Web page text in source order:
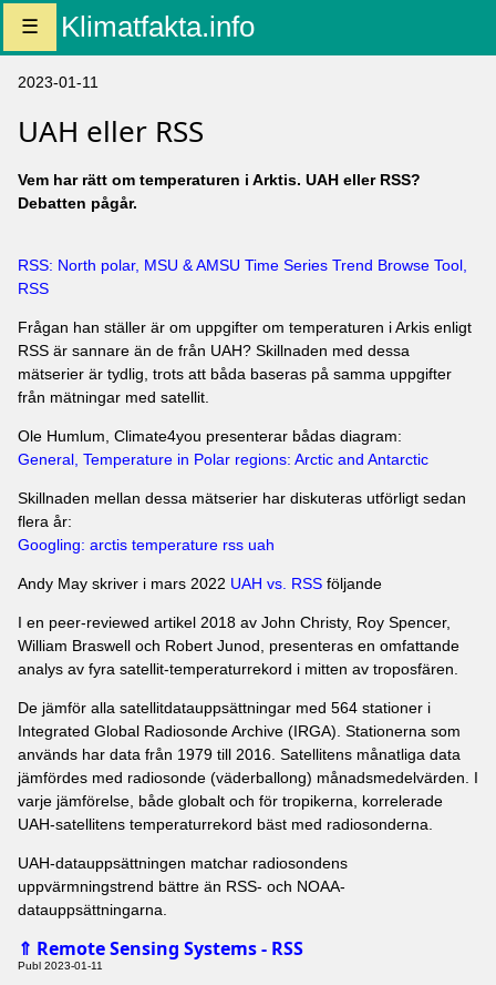
☰ Klimatfakta.info
2023-01-11
UAH eller RSS
Vem har rätt om temperaturen i Arktis. UAH eller RSS?
Debatten pågår.
RSS: North polar, MSU & AMSU Time Series Trend Browse Tool,
RSS
Frågan han ställer är om uppgifter om temperaturen i Arkis enligt
RSS är sannare än de från UAH? Skillnaden med dessa
mätserier är tydlig, trots att båda baseras på samma uppgifter
från mätningar med satellit.
Ole Humlum, Climate4you presenterar bådas diagram:
General, Temperature in Polar regions: Arctic and Antarctic
Skillnaden mellan dessa mätserier har diskuteras utförligt sedan
flera år:
Googling: arctis temperature rss uah
Andy May skriver i mars 2022 UAH vs. RSS följande
I en peer-reviewed artikel 2018 av John Christy, Roy Spencer,
William Braswell och Robert Junod, presenteras en omfattande
analys av fyra satellit-temperaturrekord i mitten av troposfären.
De jämför alla satellitdatauppsättningar med 564 stationer i
Integrated Global Radiosonde Archive (IRGA). Stationerna som
används har data från 1979 till 2016. Satellitens månatliga data
jämfördes med radiosonde (väderballong) månadsmedelvärden. I
varje jämförelse, både globalt och för tropikerna, korrelerade
UAH-satellitens temperaturrekord bäst med radiosonderna.
UAH-datauppsättningen matchar radiosondens
uppvärmningstrend bättre än RSS- och NOAA-
datauppsättningarna.
⇑ Remote Sensing Systems - RSS
Publ 2023-01-11